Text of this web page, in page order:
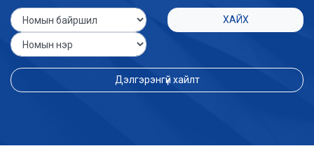
ХАЙХ
Дэлгэрэнгүй хайлт